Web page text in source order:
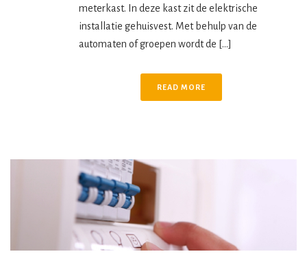
meterkast. In deze kast zit de elektrische
installatie gehuisvest. Met behulp van de
automaten of groepen wordt de [...]
READ MORE